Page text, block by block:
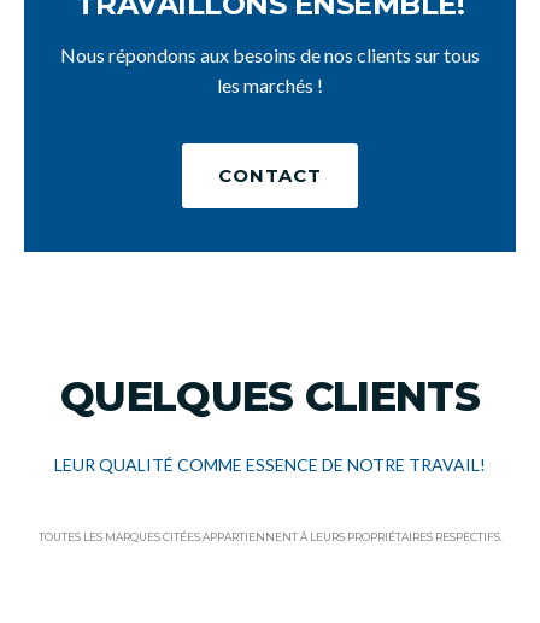
Nous répondons aux besoins de nos clients sur tous
les marchés !
CONTACT
QUELQUES CLIENTS
LEUR QUALITÉ COMME ESSENCE DE NOTRE TRAVAIL!
TOUTES LES MARQUES CITÉES APPARTIENNENT À LEURS PROPRIÉTAIRES RESPECTIFS.